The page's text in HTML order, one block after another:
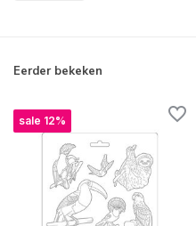
Eerder bekeken
sale 12%